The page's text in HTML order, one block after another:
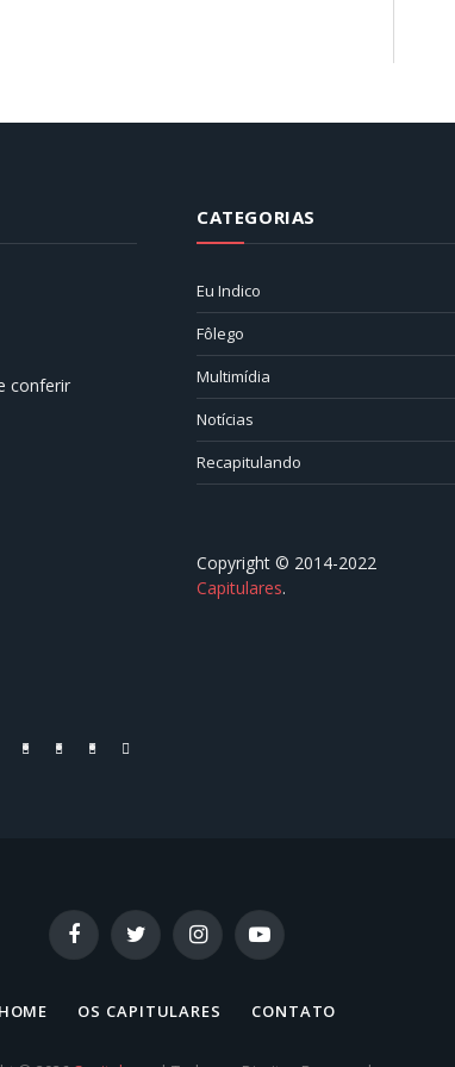
conferir
CATEGORIAS
Eu Indico
Fôlego
Multimídia
Notícias
Recapitulando
Copyright © 2014-2022
Capitulares.⠀⠀⠀⠀⠀⠀⠀⠀⠀⠀⠀⠀⠀⠀⠀
FacebookTwitterYouTubeInstagram
FacebookTwitter InstagramYouTube
HOME OS CAPITULARES CONTATO